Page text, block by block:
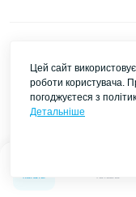
Каталог Головна
Зарядні станції
Інвертори
Сонячні панелі
Сонячні електростанції
Цей сайт
роботи користувача.
погоджуєтеся з
Детальніше